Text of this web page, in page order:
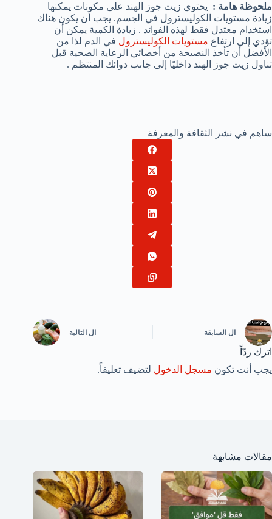
ملحوظة هامة : يحتوي زيت جوز الهند على مكونات يمكنها
زيادة مستويات الكوليسترول في الجسم. يجب أن يكون هناك
استخدام معتدل فقط لهذه الفوائد . زيادة الكمية يمكن أن
تؤدي إلى ارتفاع مستويات الكوليسترول في الدم لذا من
الأفضل أن تأخذ النصيحة من أخصائي الرعاية الصحية قبل
تناول زيت جوز الهند داخليًا إلى جانب دوائك المنتظم .
ساهم في نشر الثقافة والمعرفة
ال السابقة ال التالية
اترك ردّاً
يجب أنت تكون مسجل الدخول لتضيف تعليقاً.
مقالات مشابهة